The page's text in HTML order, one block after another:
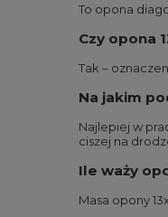
To opona
Czy opona
Tak –
Na jakim
Najlepiej w
ciszej na
Ile waży
Masa opony